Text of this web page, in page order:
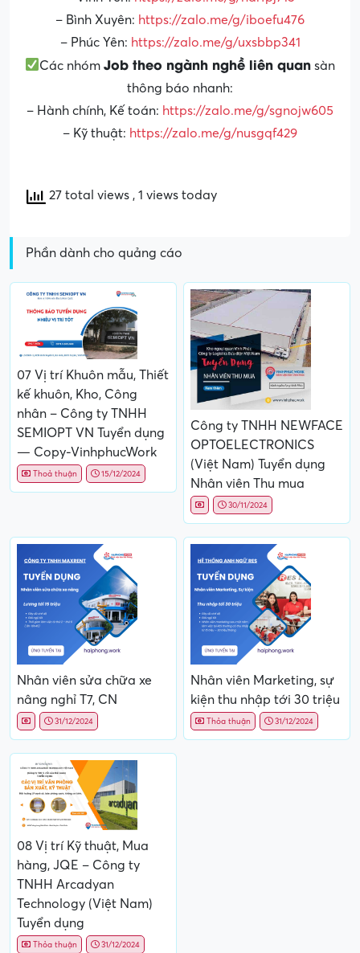
– Bình Xuyên: https://zalo.me/g/iboefu476
– Phúc Yên: https://zalo.me/g/uxsbbp341
Các nhómJob theo ngành nghề liên quan sàn
thông báo nhanh:
– Hành chính, Kế toán: https://zalo.me/g/sgnojw605
– Kỹ thuật: https://zalo.me/g/nusgqf429
27 total views , 1 views today
Phần dành cho quảng cáo
07 Vị trí Khuôn mẫu, Thiết
kế khuôn, Kho, Công
nhân – Công ty TNHH
SEMIOPT VN Tuyển dụng
— Copy-VinhphucWork
Thoả thuận 15/12/2024
Công ty TNHH NEWFACE
OPTOELECTRONICS
(Việt Nam) Tuyển dụng
Nhân viên Thu mua
30/11/2024
Nhân viên sửa chữa xe
nâng nghỉ T7, CN
31/12/2024
Nhân viên Marketing, sự
kiện thu nhập tới 30 triệu
Thỏa thuận 31/12/2024
08 Vị trí Kỹ thuật, Mua
hàng, JQE – Công ty
TNHH Arcadyan
Technology (Việt Nam)
Tuyển dụng
Thỏa thuận 31/12/2024